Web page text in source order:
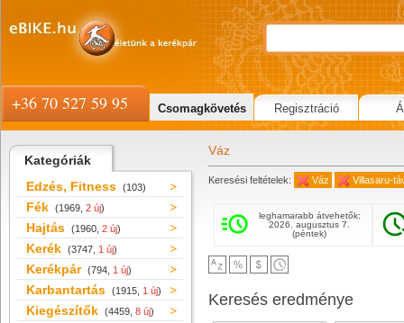
Kategóriák
Edzés, Fitness (103)
Fék (1969, 2 új)
Hajtás (1960, 2 új)
Kerék (3747, 1 új)
Kerékpár (794, 1 új)
Karbantartás (1915, 1 új)
Kiegészítők (4459, 8 új)
Váz
Keresési feltételek: Váz Villasaru-
leghamarabb átvehetők:
2026. augusztus 7.
(péntek)
Keresés eredménye
+36 70 527 59 95 Csomagkövetés Regisztráció